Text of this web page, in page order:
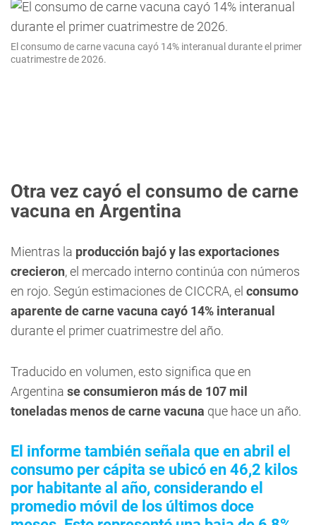
El consumo de carne vacuna cayó 14% interanual durante el primer
cuatrimestre de 2026.
Otra vez cayó el consumo de carne
vacuna en Argentina
Mientras la producción bajó y las exportaciones
crecieron, el mercado interno continúa con números
en rojo. Según estimaciones de CICCRA, el consumo
aparente de carne vacuna cayó 14% interanual
durante el primer cuatrimestre del año.
Traducido en volumen, esto significa que en
Argentina se consumieron más de 107 mil
toneladas menos de carne vacuna que hace un año.
El informe también señala que en abril el
consumo per cápita se ubicó en 46,2 kilos
por habitante al año, considerando el
promedio móvil de los últimos doce